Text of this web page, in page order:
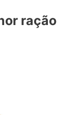
ração